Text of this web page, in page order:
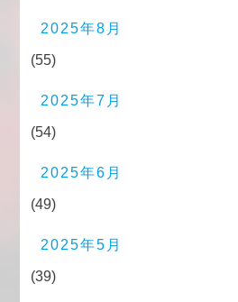
2025年8月
(55)
2025年7月
(54)
2025年6月
(49)
2025年5月
(39)